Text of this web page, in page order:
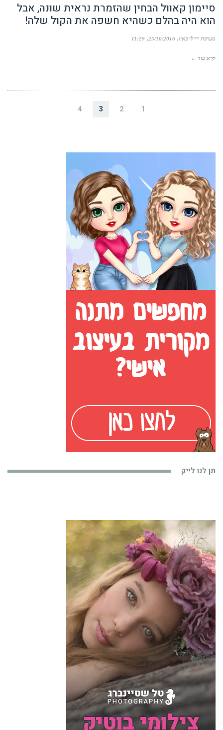
סיימון קאוול הבחין שהזמרת נראית שונה, אבל
הוא היה בהלם כשהיא חשפה את הקול שלה!
מערכת דיילי באזז 25/10/2016
11:29
קרא עוד ←
1
2
3
4
תן לנו לייק